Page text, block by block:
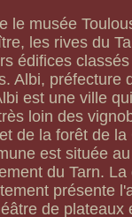
le musée
les rives du
édifices
Albi, préfecture
est une ville
loin des
de la forêt de la
est située
du Tarn. La
présente
de plateaux